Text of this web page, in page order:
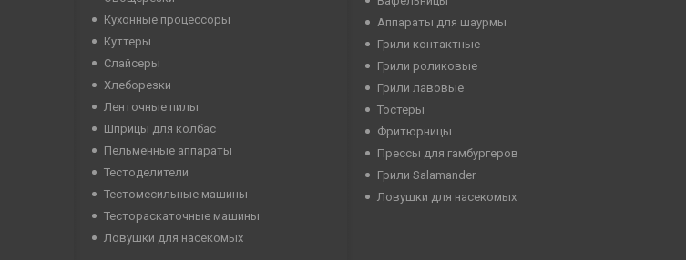
Кухонные процессоры
Куттеры
Слайсеры
Хлеборезки
Ленточные пилы
Шприцы для колбас
Пельменные аппараты
Тестоделители
Тестомесильные машины
Тестораскаточные машины
Ловушки для насекомых
Аппараты для шаурмы
Грили контактные
Грили роликовые
Грили лавовые
Тостеры
Фритюрницы
Прессы для гамбургеров
Грили Salamander
Ловушки для насекомых